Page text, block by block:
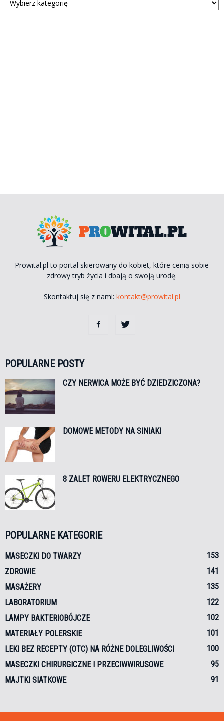
Prowital.pl to portal skierowany do kobiet, które cenią sobie
zdrowy tryb życia i dbają o swoją urodę.
Skontaktuj się z nami: kontakt@prowital.pl
POPULARNE POSTY
CZY NERWICA MOŻE BYĆ DZIEDZICZONA?
DOMOWE METODY NA SINIAKI
8 ZALET ROWERU ELEKTRYCZNEGO
POPULARNE KATEGORIE
MASECZKI DO TWARZY
153
ZDROWIE
141
MASAŻERY
135
LABORATORIUM
122
LAMPY BAKTERIOBÓJCZE
102
MATERIAŁY POLERSKIE
101
LEKI BEZ RECEPTY (OTC) NA RÓŻNE DOLEGLIWOŚCI
100
MASECZKI CHIRURGICZNE I PRZECIWWIRUSOWE
95
MAJTKI SIATKOWE
91